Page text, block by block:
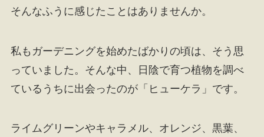
そんなふうに感じたことはありませんか。
私もガーデニングを始めたばかりの頃は、そう思
っていました。そんな中、日陰で育つ植物を調べ
ているうちに出会ったのが「ヒューケラ」です。
ライムグリーンやキャラメル、オレンジ、黒葉、